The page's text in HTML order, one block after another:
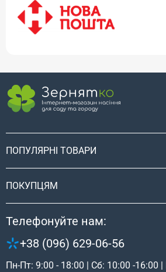
ПОПУЛЯРНІ ТОВАРИ
ПОКУПЦЯМ
Телефонуйте нам:
+38 (096) 629-06-56
Пн-Пт: 9:00 - 18:00 | Сб: 10:00 -16:00 |